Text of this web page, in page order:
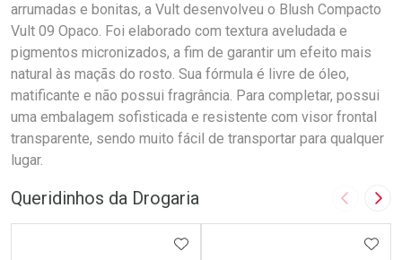
arrumadas e bonitas, a Vult desenvolveu o Blush Compacto
Vult 09 Opaco. Foi elaborado com textura aveludada e
pigmentos micronizados, a fim de garantir um efeito mais
natural às maçãs do rosto. Sua fórmula é livre de óleo,
matificante e não possui fragrância. Para completar, possui
uma embalagem sofisticada e resistente com visor frontal
transparente, sendo muito fácil de transportar para qualquer
lugar.
Queridinhos da Drogaria Imagem
ADICIONAR AOS FAVORITOS